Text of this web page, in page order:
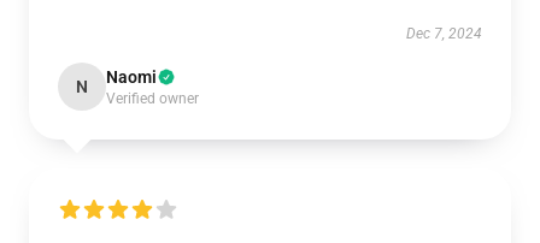
Dec 7, 2024
N Naomi
Verified owner